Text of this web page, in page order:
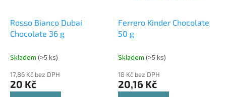
Rosso Bianco Dubai
Chocolate 36 g
Skladem (>5 ks)
17,86 Kč bez DPH
20 Kč
Ferrero Kinder Chocolate
50 g
Skladem (>5 ks)
18 Kč bez DPH
20,16 Kč